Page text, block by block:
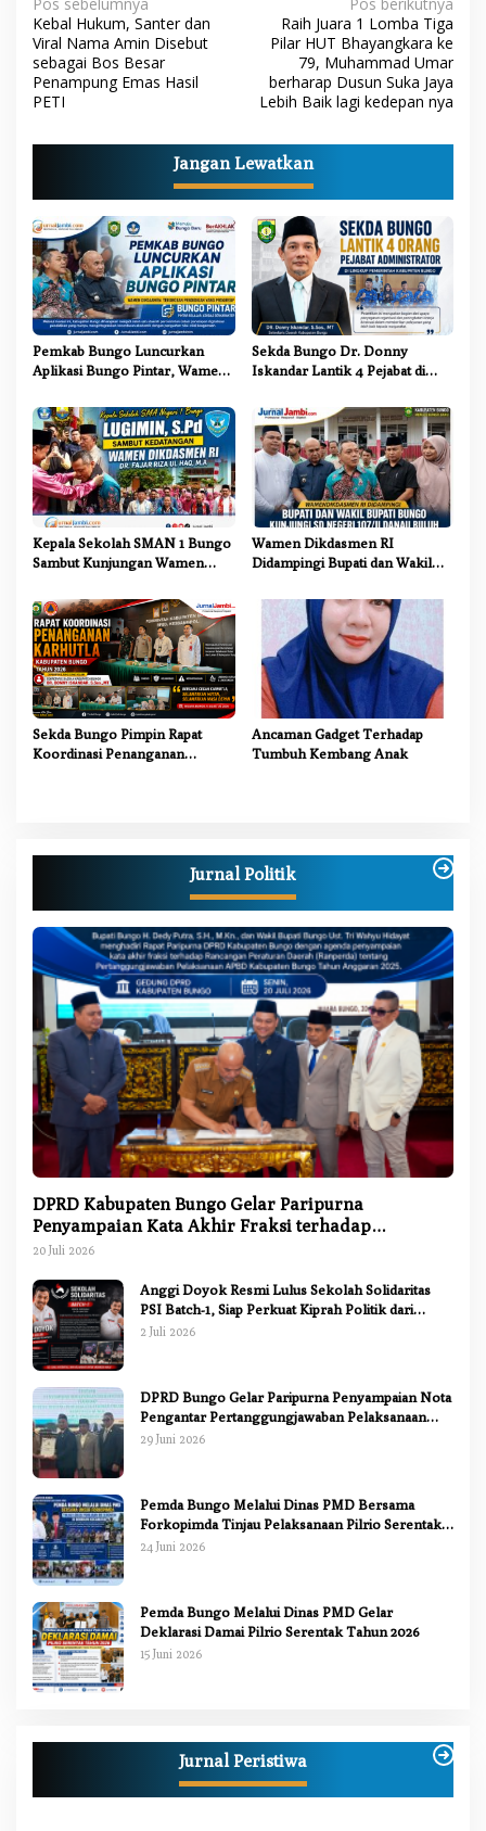
N
a
v
i
s
i
p
o
s
Kebal Hukum, Santer dan
Viral Nama Amin Disebut
sebagai Bos Besar
Penampung Emas Hasil
PETI
Raih Juara 1 Lomba Tiga
Pilar HUT Bhayangkara ke
79, Muhammad Umar
berharap Dusun Suka Jaya
Lebih Baik lagi kedepan nya
Jangan Lewatkan
Pemkab Bungo Luncurkan
Aplikasi Bungo Pintar, Wamen
Pendidikan yang Progresif
Sekda Bungo Dr. Donny
Iskandar Lantik 4 Pejabat di
Kepala Sekolah SMAN 1 Bungo
Sambut Kunjungan Wamen
PJJ untuk Anak Putus Sekolah
Wamen Dikdasmen RI
Didampingi Bupati dan Wakil
SD Negeri 107/II Danau Buluh
Sekda Bungo Pimpin Rapat
Koordinasi Penanganan
Ancaman Gadget Terhadap
Tumbuh Kembang Anak
Jurnal Politik
DPRD Kabupaten Bungo Gelar Paripurna
Penyampaian Kata Akhir Fraksi terhadap
Ranperda Pertanggungjawaban APBD 2025
20 Juli 2026
Anggi Doyok Resmi Lulus Sekolah Solidaritas
PSI Batch-1, Siap Perkuat Kiprah Politik dari
Daerah
2 Juli 2026
DPRD Bungo Gelar Paripurna Penyampaian Nota
Pengantar Pertanggungjawaban Pelaksanaan
APBD 2025
29 Juni 2026
Pemda Bungo Melalui Dinas PMD Bersama
Forkopimda Tinjau Pelaksanaan Pilrio Serentak
2026
24 Juni 2026
Pemda Bungo Melalui Dinas PMD Gelar
Deklarasi Damai Pilrio Serentak Tahun 2026
15 Juni 2026
Jurnal Peristiwa